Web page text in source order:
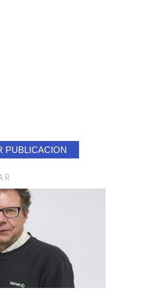
PUBLICACION